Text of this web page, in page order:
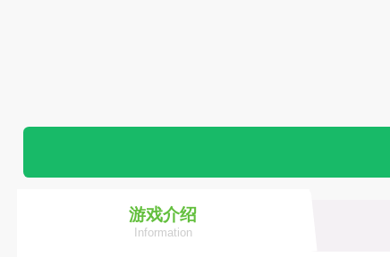
游戏介绍
Information